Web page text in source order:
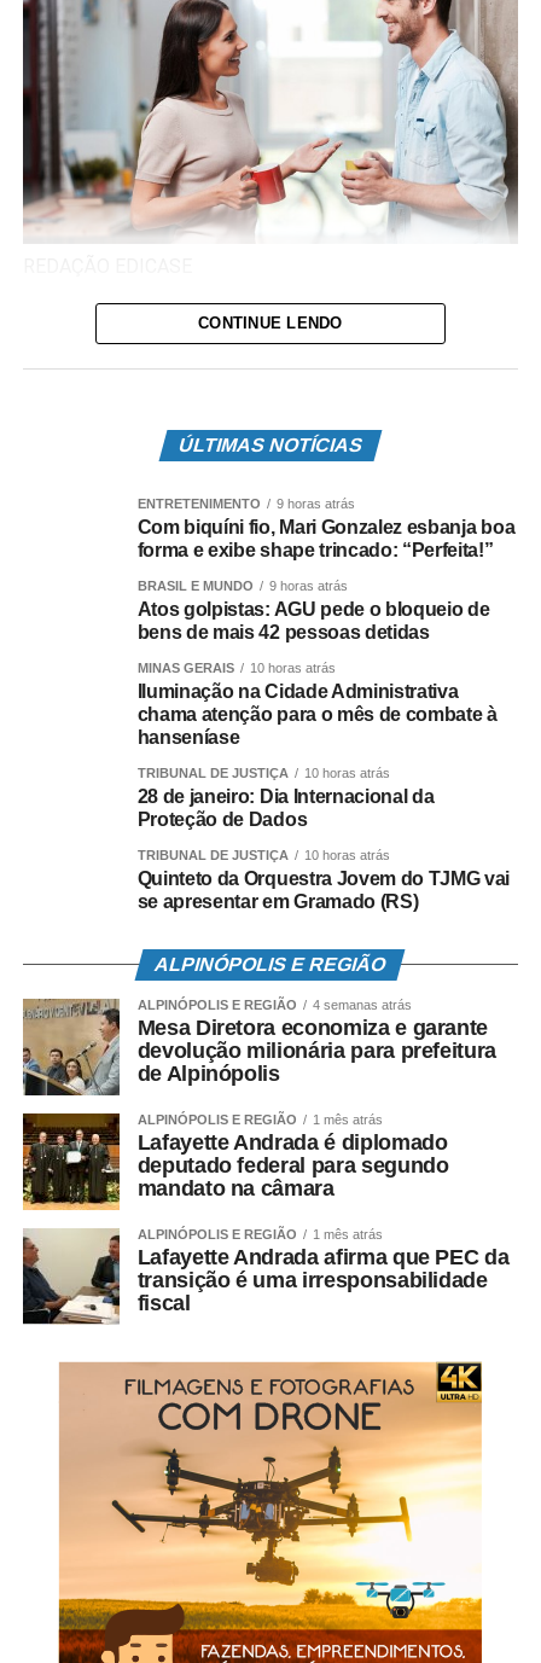
Ganhar ‘likes’ nas redes sociais estimula a área de
recompensa do cérebro humano
uma ação positiva e motivacional no cérebro de quem
curte e recebe a curtida. Mas, todo cuidado é pouco com
contemporâneos, vulneráveis ao esvaziamento dos
sentimentos humanos.
Casais se conhecem rápido demais e logo partem para
mudar o status do relacionamento nas redes sociais. Com
isso, esquecem de conhecer melhor o parceiro, ver até
onde existe compatibilidade, saber se estar num
relacionamento saudável e se é isso mesmo que se
Essas questões ficam para daqui algumas semanas ou
meses. São líquidas as relações de hoje em dia, segundo
o sociólogo Zygmunt Bauman. E em um click, torna-se
muito fácil conquistar, acabar, excluir, bloquear pessoas
como um produto descartável.
A falsa sensação de estar
rodeado de amigos
O fato é que as pessoas possuem muitos “amigos” nas
alguém “curta” o que foi postado. Uma explicação à luz
daneurobiologia, revela que o cérebro humano precisa
de determinados estímulos que influenciam a autoestima
humano é um “animal social” que precisa
intencionalmente de elogios como fator estimulante para
ativar o sistema de recompensa emocional.
Nosso cérebro “adora” novidades. Mas, no fim das
contas, ele seleciona o que é importante para depois
guardar essas informações de verdade. Ou seja, ele
trabalha em duas etapas. Acontece que, por conta dessa
primeira etapa ser mais prazerosa e frenética, liberando
compostos químicos que satisfazem o corpo, sempre
queremos involuntariamente nos manter conferindo
novidades e acabamos sem tempo para guardarmos o
conteúdo na segunda etapa. E essa é a especialidade da
internet, produzir informações rápidas e inovadoras.
CONTINUE LENDO
ÚLTIMAS NOTÍCIAS
ENTRETENIMENTO 9 horas atrás
Com biquíni fio, Mari Gonzalez esbanja boa
forma e exibe shape trincado: “Perfeita!”
BRASIL E MUNDO 9 horas atrás
Atos golpistas: AGU pede o bloqueio de
bens de mais 42 pessoas detidas
MINAS GERAIS 10 horas atrás
Iluminação na Cidade Administrativa
chama atenção para o mês de combate à
hanseníase
TRIBUNAL DE JUSTIÇA 10 horas atrás
28 de janeiro: Dia Internacional da
Proteção de Dados
TRIBUNAL DE JUSTIÇA 10 horas atrás
Quinteto da Orquestra Jovem do TJMG vai
se apresentar em Gramado (RS)
ALPINÓPOLIS E REGIÃO
ALPINÓPOLIS E REGIÃO 4 semanas atrás
Mesa Diretora economiza e garante
devolução milionária para prefeitura
de Alpinópolis
ALPINÓPOLIS E REGIÃO 1 mês atrás
Lafayette Andrada é diplomado
deputado federal para segundo
mandato na câmara
ALPINÓPOLIS E REGIÃO 1 mês atrás
Lafayette Andrada afirma que PEC da
transição é uma irresponsabilidade
fiscal